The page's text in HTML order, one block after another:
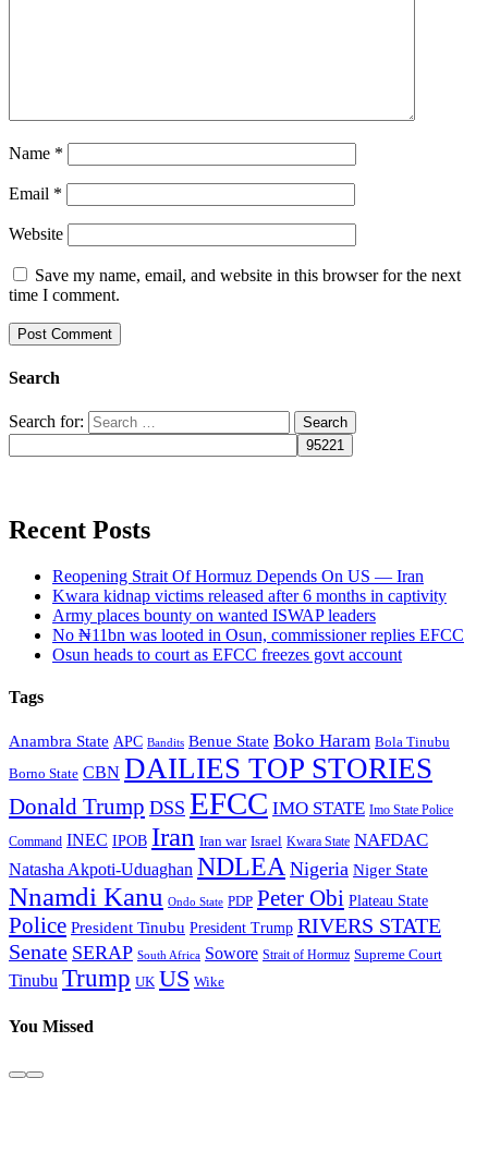
Name *
Email *
Website
Save my name, email, and website in this browser for the next
time I comment.
Search
Search for:
Recent Posts
Reopening Strait Of Hormuz Depends On US — Iran
Kwara kidnap victims released after 6 months in captivity
Army places bounty on wanted ISWAP leaders
No ₦11bn was looted in Osun, commissioner replies EFCC
Osun heads to court as EFCC freezes govt account
Tags
Anambra State APC Bandits Benue State Boko Haram Bola Tinubu
Borno State CBN DAILIES TOP STORIES
Donald Trump DSS EFCC IMO STATE Imo State Police
Command INEC IPOB Iran Iran war Israel Kwara State NAFDAC
Natasha Akpoti-Uduaghan NDLEA Nigeria Niger State
Nnamdi Kanu Ondo State PDP Peter Obi Plateau State
Police President Tinubu President Trump RIVERS STATE
Senate SERAP South Africa Sowore Strait of Hormuz Supreme Court
Tinubu Trump UK US Wike
You Missed